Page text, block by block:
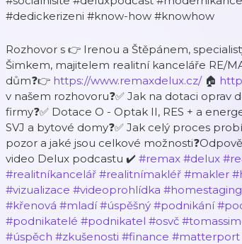
#dedickerizeni #know-how #knowhow
Rozhovor s 👉 Irenou a Štěpánem,
Šimkem, majitelem realitní kanceláře RE/
dům❓👉 https://www.remaxdelux.cz/🏠
v našem rozhovoru❓✅ Jak na dotaci oprav
firmy❓✅ Dotace O - Optak II, RES + a
SVJ a bytové domy❓✅ Jak celý proces
pozor a jaké jsou celkové
video Delux podcastu ✔️ #remax #delux
#realitníkancelář #realitnímakléř #makler
#vizualizace #videoprohlídka #homestaging
#křenová #mladí #úspěšný #podnikání
#podnikatelé #podnikatel #osvč
#úspěch #zkušenosti #finance #matterport